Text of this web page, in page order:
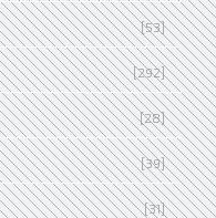
[53]
[292]
[28]
[39]
[31]